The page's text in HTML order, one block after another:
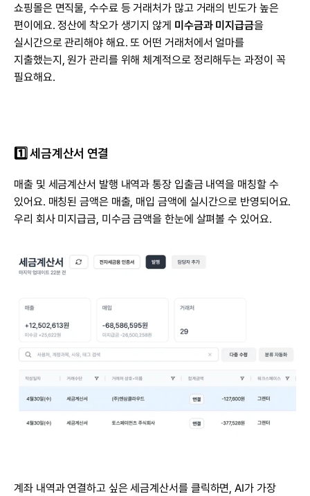
쇼핑몰은 면직물, 수수료 등 거래처가 많고 거래의 빈도가 높은
편이에요. 정산에 착오가 생기지 않게 미수금과 미지급금을
실시간으로 관리해야 해요. 또 어떤 거래처에서 얼마를
지출했는지, 원가 관리를 위해 체계적으로 정리해두는 과정이 꼭
필요해요.
1️⃣ 세금계산서 연결
매출 및 세금계산서 발행 내역과 통장 입출금 내역을 매칭할 수
있어요. 매칭된 금액은 매출, 매입 금액에 실시간으로 반영되어요.
우리 회사 미지급금, 미수금 금액을 한눈에 살펴볼 수 있어요.
계좌 내역과 연결하고 싶은 세금계산서를 클릭하면, AI가 가장